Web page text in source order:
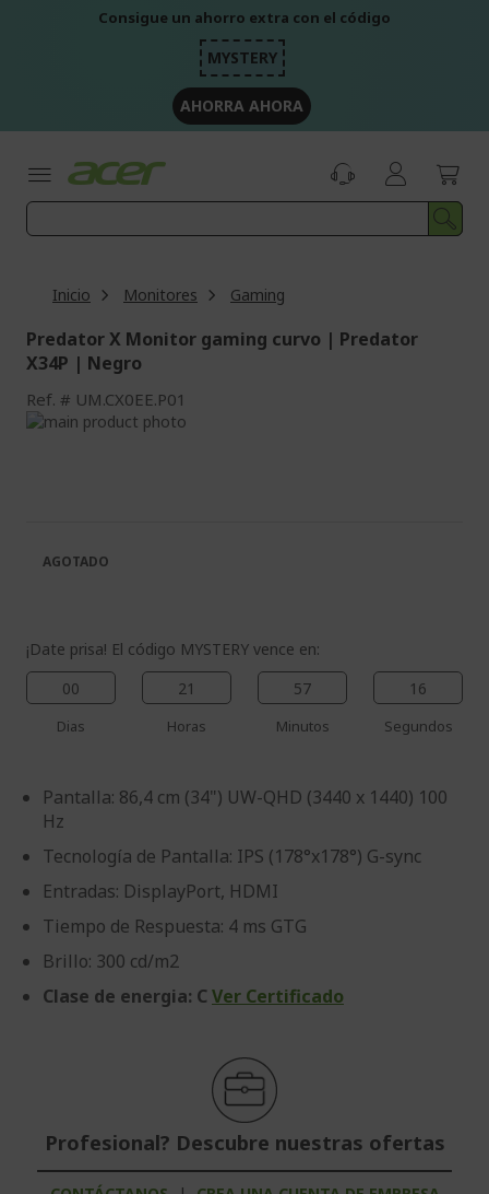
Consigue un ahorro extra con el código
MYSTERY
AHORRA AHORA
Inicio Monitores Gaming
Predator X Monitor gaming curvo | Predator
X34P | Negro
Ref. UM.CX0EE.P01
Saltar
imágenes
galería
¡Date prisa! El código MYSTERY vence en:
00
Dias
21
Horas
57
Minutos
15
Segundos
Pantalla: 86,4 cm (34") UW-QHD (3440 x 1440) 100
Hz
Tecnología de Pantalla: IPS (178°x178°) G-sync
Entradas: DisplayPort, HDMI
Tiempo de Respuesta: 4 ms GTG
Brillo: 300 cd/m2
Clase de energia: CVer Certificado
Profesional? Descubre nuestras ofertas
AGOTADO